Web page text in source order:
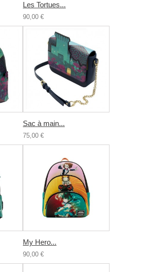
Les Tortues...
90,00 €
Sac à main...
75,00 €
My Hero...
90,00 €